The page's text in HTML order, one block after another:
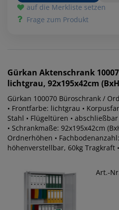
auf die Merkliste setzen
Frage zum Produkt
Gürkan Aktenschrank
lichtgrau, 92x195x42cm
Gürkan 100070 Büroschrank /
• Frontfarbe: lichtgrau •
Stahl • Flügeltüren •
• Schrankmaße: 92x195x42cm
Ordnerhöhen •
höhenverstellbar, 60kg Tragkraft
Art.-